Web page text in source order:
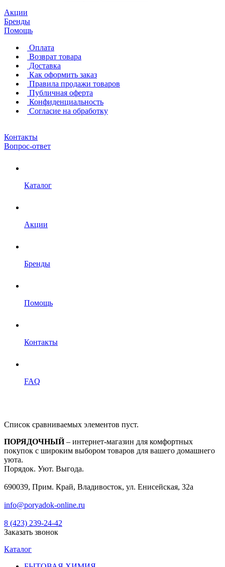
Акции
Бренды
Помощь
Оплата
Возврат товара
Доставка
Как оформить заказ
Правила продажи товаров
Публичная оферта
Конфиденциальность
Согласие на обработку
Контакты
Вопрос-ответ
Каталог
Акции
Бренды
Помощь
Контакты
FAQ
Список сравниваемых элементов пуст.
ПОРЯДОЧНЫЙ– интернет-магазин для комфортных
покупок с широким выбором товаров для вашего домашнего
уюта.
Порядок. Уют. Выгода.
690039, Прим. Край, Владивосток, ул. Енисейская, 32а
info@poryadok-online.ru
8 (423) 239-24-42
Заказать звонок
Каталог